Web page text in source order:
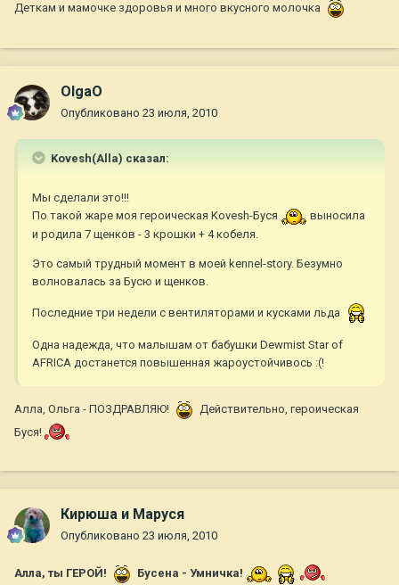
Деткам и мамочке здоровья и много вкусного молочка
OlgaO
Опубликовано 23 июля, 2010
Kovesh(Alla) сказал:
Мы сделали это!!!
По такой жаре моя героическая Kovesh-Буся
выносила
и родила 7 щенков - 3 крошки + 4 кобеля.
Это самый трудный момент в моей kennel-story. Безумно
волновалась за Бусю и щенков.
Последние три недели с вентиляторами и кусками льда
Одна надежда, что малышам от бабушки Dewmist Star of
AFRICA достанется повышенная жароустойчивось :(!
Алла, Ольга - ПОЗДРАВЛЯЮ!
Действительно, героическая
Буся!
Кирюша и Маруся
Опубликовано 23 июля, 2010
Алла, ты ГЕРОЙ! Бусена - Умничка!